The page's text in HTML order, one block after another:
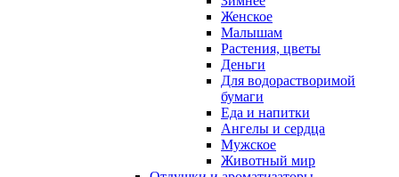
Женское
Малышам
Растения, цветы
Деньги
Для водорастворимой
бумаги
Еда и напитки
Ангелы и сердца
Мужское
Животный мир